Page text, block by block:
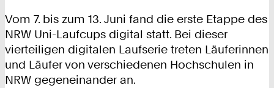
Vom 7. bis zum 13. Juni fand die erste Etappe des
NRW Uni-Laufcups digital statt. Bei dieser
vierteiligen digitalen Laufserie treten Läuferinnen
und Läufer von verschiedenen Hochschulen in
NRW gegeneinander an.